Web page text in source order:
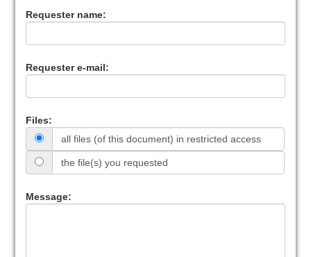
Requester name:
Requester e-mail:
Files:
all files (of this document) in restricted access
the file(s) you requested
Message: